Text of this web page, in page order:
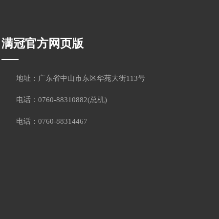
满冠官方网页版
地址：广东省中山市东区华苑大街113号
电话：0760-88310882(总机)
电话：0760-88314467